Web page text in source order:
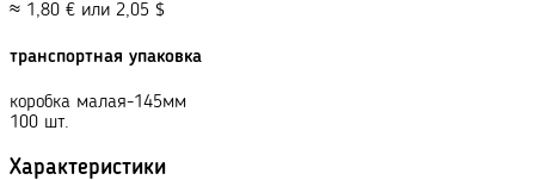
≈ 1,80 € или 2,05 $
транспортная упаковка
коробка малая-145мм
100 шт.
Характеристики